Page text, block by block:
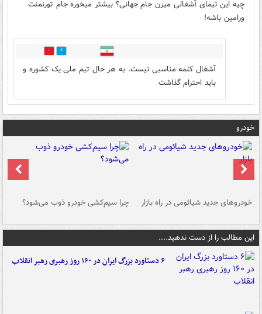
چیه این تیمای آشغالی میرن جام جهانی؟ بیشتر میخوره جام تورنمنت
ورامین باشه!
2
آشغال کلمه مناسبی نیست. به هر حال تیم ملی یک کشوره و
باید احترام گذاشت
خودرو
خودروهای جدید شیائومی در راه بازار چرا سیم‌کشی خودرو ذوب می‌شود؟
این مطالب را از دست ندهید....
۶ دستاورد بزرگ ایران در ۱۶۰ روز رهبری رهبر انقلاب